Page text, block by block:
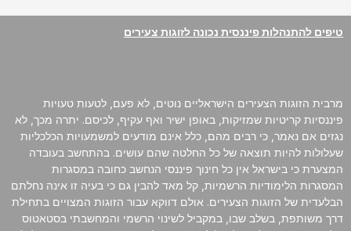
format_underlined הוסף קו תחתון לקישורים
כל
האפשרויות
טיפים להתנהלות פיננסית נכונה לזוגות צעירים
מרבית הזוגות הצעירים הישראליים נוטים, לא פעם, לטעות טעויות
פיננסיות קריטיות שמזיקות, באופן ישיר ואף עקיף, לכיסם. יתרה מכך, לא
נגזים אם נאמר, כי רבים מהם, כלל אינם מודעים למשמעויות הכלכליות
שעלולות להיות תוצאה של כל החלטה שהם עושים. בהתחשב בעובדה
המצערת כי בישראל אין כל חינוך פיננסי הנחשב כחובה במסגרות
המסגרות הלימודיות הרשמיות, קל מאד להבין גם כי בעיה זו אינה נחלתם
הבלעדית של הזוגות הצעירים. אולם דווקא עבור הזוגות המצויים בתחילת
דרך משותפת, בשלב שבו, במקביל לשינוי הרשמי והמחשבתי בסטאטוס